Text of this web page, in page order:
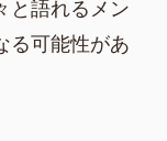
と語れるメン
る可能性があ